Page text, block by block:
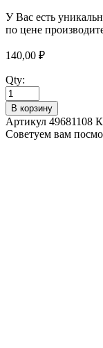
У Вас есть
по цене
140,00 ₽
Qty:
В корзину
Артикул 49681108
Советуем вам